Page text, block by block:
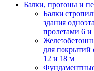
Балки, прогоны и
Балки
здания
пролетами 6
для покрытий
12 и 18 м